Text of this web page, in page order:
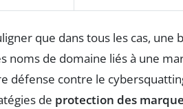
que dans tous les cas, une
noms de domaine liés à une
défense contre le
de protection des